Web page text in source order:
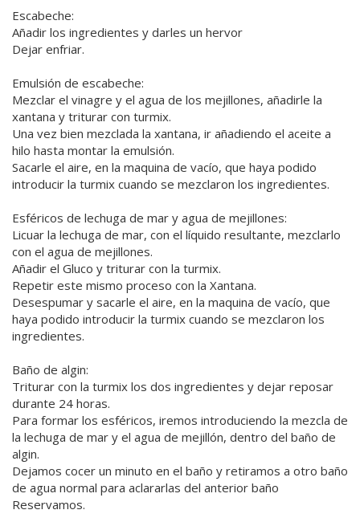
Escabeche:
Añadir los ingredientes y darles un hervor
Dejar enfriar.
Emulsión de escabeche:
Mezclar el vinagre y el agua de los mejillones, añadirle la
xantana y triturar con turmix.
Una vez bien mezclada la xantana, ir añadiendo el aceite a
hilo hasta montar la emulsión.
Sacarle el aire, en la maquina de vacío, que haya podido
introducir la turmix cuando se mezclaron los ingredientes.
Esféricos de lechuga de mar y agua de mejillones:
Licuar la lechuga de mar, con el líquido resultante, mezclarlo
con el agua de mejillones.
Añadir el Gluco y triturar con la turmix.
Repetir este mismo proceso con la Xantana.
Desespumar y sacarle el aire, en la maquina de vacío, que
haya podido introducir la turmix cuando se mezclaron los
ingredientes.
Baño de algin:
Triturar con la turmix los dos ingredientes y dejar reposar
durante 24 horas.
Para formar los esféricos, iremos introduciendo la mezcla de
la lechuga de mar y el agua de mejillón, dentro del baño de
algin.
Dejamos cocer un minuto en el baño y retiramos a otro baño
de agua normal para aclararlas del anterior baño
Reservamos.